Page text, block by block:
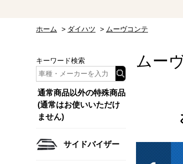
ホーム > ダイハツ > ムーヴコンテ
キーワード検索
通常商品以外の特殊商品
(通常はお使いいただけ
ません)
サイドバイザー
ムー